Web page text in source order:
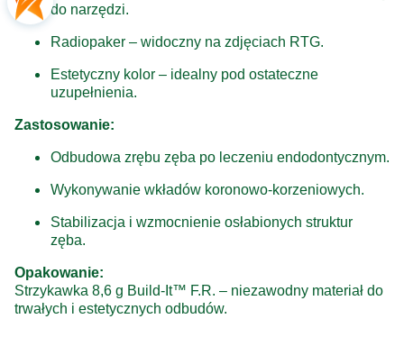
do narzędzi.
Radiopaker – widoczny na zdjęciach RTG.
Estetyczny kolor – idealny pod ostateczne
uzupełnienia.
Zastosowanie:
Odbudowa zrębu zęba po leczeniu endodontycznym.
Wykonywanie wkładów koronowo‑korzeniowych.
Stabilizacja i wzmocnienie osłabionych struktur
zęba.
Opakowanie:
Strzykawka 8,6 g Build‑It™ F.R. – niezawodny materiał do
trwałych i estetycznych odbudów.